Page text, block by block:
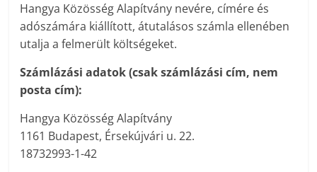
Hangya Közösség Alapítvány nevére, címére és
adószámára kiállított, átutalásos számla ellenében
utalja a felmerült költségeket.
Számlázási adatok (csak számlázási cím, nem
posta cím):
Hangya Közösség Alapítvány
1161 Budapest, Érsekújvári u. 22.
18732993-1-42